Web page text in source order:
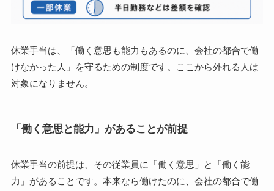
休業手当は、「働く意思も能力もあるのに、会社の都合で働
けなかった人」を守るための制度です。ここから外れる人は
対象になりません。
「働く意思と能力」があることが前提
休業手当の前提は、その従業員に「働く意思」と「働く能
力」があることです。本来なら働けたのに、会社の都合で働